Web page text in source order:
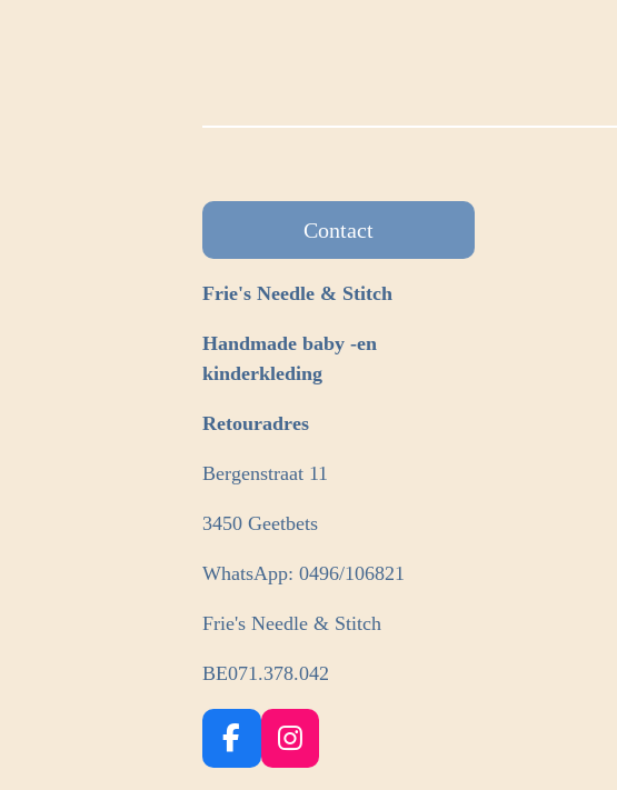
Contact
Frie's Needle & Stitch
Handmade baby -en
kinderkleding
Retouradres
Bergenstraat 11
3450 Geetbets
WhatsApp: 0496/106821
Frie's Needle & Stitch
BE071.378.042
F
I